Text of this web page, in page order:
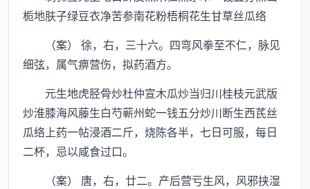
栀地肤子绿豆衣净苦参南花粉梧桐花生甘草丝瓜络
（案） 徐，右，三十六。四弯风拳至不仁，脉见
细弦，属气痹营伤，拟药酒方。
元生地虎胫骨炒杜仲宣木瓜炒当归川桂枝元武版
炒淮膝海风藤生白芍蕲州蛇一钱五分炒川断生西芪丝
瓜络上药一帖浸酒二斤，烧陈各半，七日可服，每日
二杯，忌以咸食过口。
（案） 唐，右，廿二。产后营亏生风，风邪挟湿